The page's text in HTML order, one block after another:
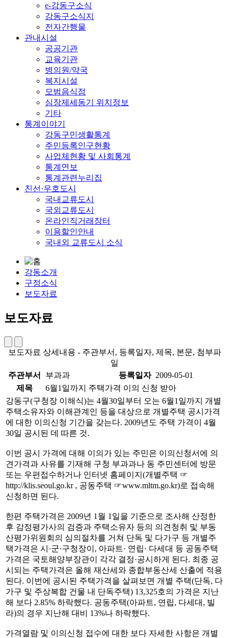
e-강동구소식
강동구소식지
전자간행물
관내시설
공공기관
교육기관
병의원/약국
복지시설
모범음식점
심장제세동기 위치정보
기타
통계이야기
강동구민생활통계
주민등록인구현황
사업체현황 및 사회통계
통계연보
통계관련누리집
친선·우호도시
국내교류도시
국외교류도시
온라인직거래장터
이용할인안내
국내외 교류도시 소식
강동소개
구정소식
보도자료
보도자료
보도자료 상세내용 - 주관부서, 등록일자, 제목, 본문, 첨부파
일
주관부서
부과과 등록일자 2009-05-01
제목
6월1일까지 주택가격 이의 신청 받아
강동구(구청장 이해식)는 4월30일부터 오는 6월1일까지 개별
주택소유자와 이해관계인 등을 대상으로 개별주택 공시가격
에 대한 이의신청 기간을 갖는다. 2009년도 주택 가격이 4월
30일 공시된 데 따른 것.
이번 공시 가격에 대해 이의가 있는 주민은 이의신청서에 의
견가격과 사유를 기재해 구청 부과과나 동 주민센터에 방문
또는 우편접수하거나 인터넷 홈페이지(개별주택 ☞
http://klis.seoul.go.kr , 공동주택 ☞www.mltm.go.kr)로 접속해
신청하면 된다.
한편 주택가격은 2009년 1월 1일을 기준으로 조사해 산정한
후 감정평가사의 검증과 주택소유자 등의 의견청취 및 부동
산평가위원회의 심의절차를 거쳐 단독 및 다가구 등 개별주
택가격은 시·군·구청장이, 아파트· 연립· 다세대 등 공동주택
가격은 국토해양부장관이 각각 결정·공시하게 된다. 최종 공
시되는 주택가격은 올해 재산세와 종합부동산세 산출에 적용
된다. 이번에 공시된 주택가격을 살펴보면 개별 주택(단독, 다
가구 및 주상복합 건물 내 단독주택) 13,325호의 가격은 지난
해 보다 2.85% 하락했다. 공동주택(아파트, 연립, 다세대, 빌
라)의 경우 지난해 대비 13%나 하락했다.
가격열람 및 이의신청 접수에 대한 보다 자세한 사항은 개별